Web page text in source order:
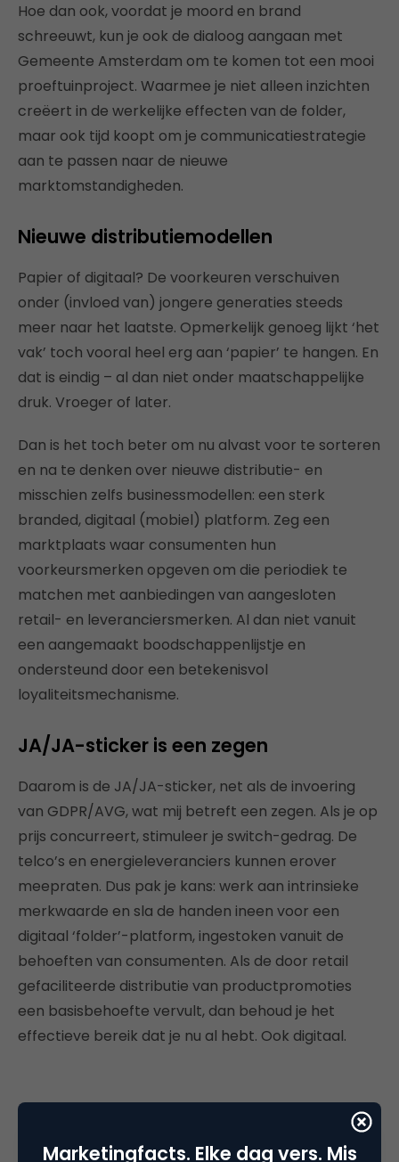
Hoe dan ook, voordat je moord en brand
schreeuwt, kun je ook de dialoog aangaan met
Gemeente Amsterdam om te komen tot een mooi
proeftuinproject. Waarmee je niet alleen inzichten
creëert in de werkelijke effecten van de folder,
maar ook tijd koopt om je communicatiestrategie
aan te passen naar de nieuwe
marktomstandigheden.
Nieuwe distributiemodellen
Papier of digitaal? De voorkeuren verschuiven
onder (invloed van) jongere generaties steeds
meer naar het laatste. Opmerkelijk genoeg lijkt ‘het
vak’ toch vooral heel erg aan ‘papier’ te hangen. En
dat is eindig – al dan niet onder maatschappelijke
druk. Vroeger of later.
Dan is het toch beter om nu alvast voor te sorteren
en na te denken over nieuwe distributie- en
misschien zelfs businessmodellen: een sterk
branded, digitaal (mobiel) platform. Zeg een
marktplaats waar consumenten hun
voorkeursmerken opgeven om die periodiek te
matchen met aanbiedingen van aangesloten
retail- en leveranciersmerken. Al dan niet vanuit
een aangemaakt boodschappenlijstje en
ondersteund door een betekenisvol
loyaliteitsmechanisme.
JA/JA-sticker is een zegen
Daarom is de JA/JA-sticker, net als de invoering
van GDPR/AVG, wat mij betreft een zegen. Als je op
prijs concurreert, stimuleer je switch-gedrag. De
telco’s en energieleveranciers kunnen erover
meepraten. Dus pak je kans: werk aan intrinsieke
merkwaarde en sla de handen ineen voor een
digitaal ‘folder’-platform, ingestoken vanuit de
behoeften van consumenten. Als de door retail
gefaciliteerde distributie van productpromoties
een basisbehoefte vervult, dan behoud je het
effectieve bereik dat je nu al hebt. Ook digitaal.
Deel dit artikel
Marketingfacts. Elke dag vers. Mis